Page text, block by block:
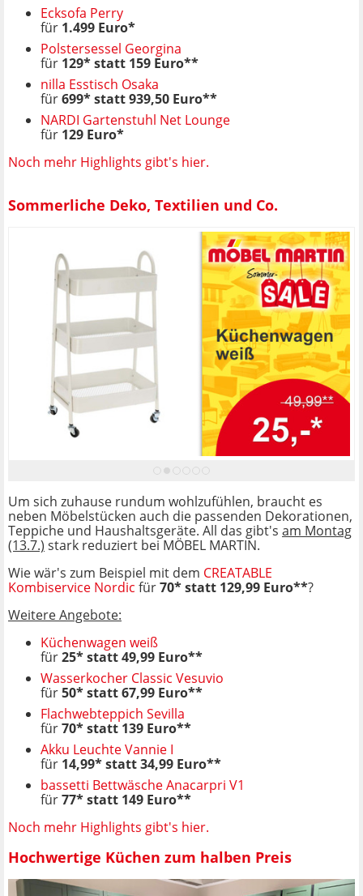
Ecksofa Perry
für 1.499 Euro*
Polstersessel Georgina
für 129* statt 159 Euro**
nilla Esstisch Osaka
für699* statt 939,50 Euro**
NARDI Gartenstuhl Net Lounge
für 129 Euro*
Noch mehr Highlights gibt's hier.
Sommerliche Deko, Textilien und Co.
Um sich zuhause rundum wohlzufühlen, braucht es
neben Möbelstücken auch die passenden Dekorationen,
Teppiche und Haushaltsgeräte. All das gibt's am Montag
(13.7.) stark reduziert bei MÖBEL MARTIN.
Wie wär's zum Beispiel mit dem CREATABLE
Kombiservice Nordic für70* statt 129,99 Euro**?
Weitere Angebote:
Küchenwagen weiß
für25* statt 49,99 Euro**
Wasserkocher Classic Vesuvio
für50* statt 67,99 Euro**
Flachwebteppich Sevilla
für70* statt 139 Euro**
Akku Leuchte Vannie I
für 14,99* statt 34,99 Euro**
bassetti Bettwäsche Anacarpri V1
für77* statt 149 Euro**
Noch mehr Highlights gibt's hier.
Hochwertige Küchen zum halben Preis